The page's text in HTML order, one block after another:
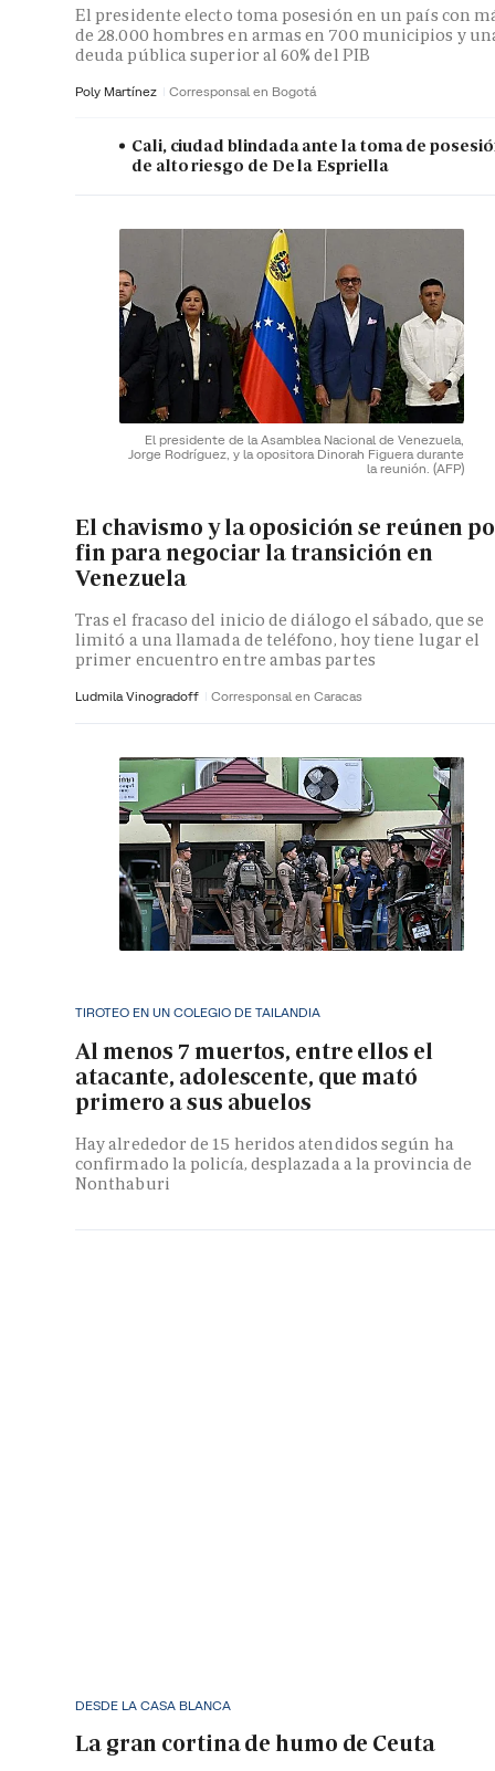
El presidente electo toma posesión en un país con
de 28.000 hombres en armas en 700 municipios y
deuda pública superior al 60% del PIB
Poly Martínez Corresponsal en Bogotá
Cali, ciudad blindada ante la toma de
de alto riesgo de De la Espriella
El presidente de la Asamblea Nacional de Venezuela,
Jorge Rodríguez, y la opositora Dinorah Figuera durante
la reunión. (AFP)
El chavismo y la oposición se reúnen
fin para negociar la transición en
Venezuela
Tras el fracaso del inicio de diálogo el sábado, que se
limitó a una llamada de teléfono, hoy tiene lugar el
primer encuentro entre ambas partes
Ludmila Vinogradoff Corresponsal en Caracas
TIROTEO EN UN COLEGIO DE TAILANDIA
Al menos 7 muertos, entre ellos el
atacante, adolescente, que mató
primero a sus abuelos
Hay alrededor de 15 heridos atendidos según ha
confirmado la policía, desplazada a la provincia de
Nonthaburi
DESDE LA CASA BLANCA
La gran cortina de humo de Ceuta